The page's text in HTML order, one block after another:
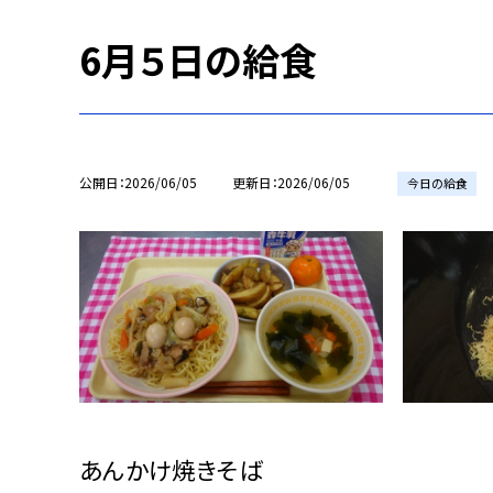
6月５日の給食
公開日 2026/06/05 更新日 2026/06/05 今日の給食
あんかけ焼きそば